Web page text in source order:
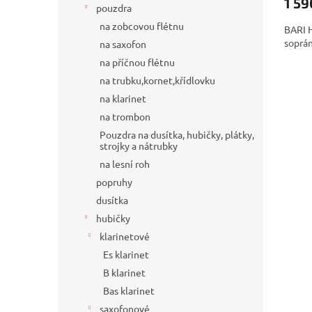
pouzdra
na zobcovou flétnu
na saxofon
na příčnou flétnu
na trubku,kornet,křídlovku
na klarinet
na trombon
Pouzdra na dusítka, hubičky, plátky,
strojky a nátrubky
na lesní roh
popruhy
dusítka
hubičky
klarinetové
Es klarinet
B klarinet
Bas klarinet
saxofonové
BARI